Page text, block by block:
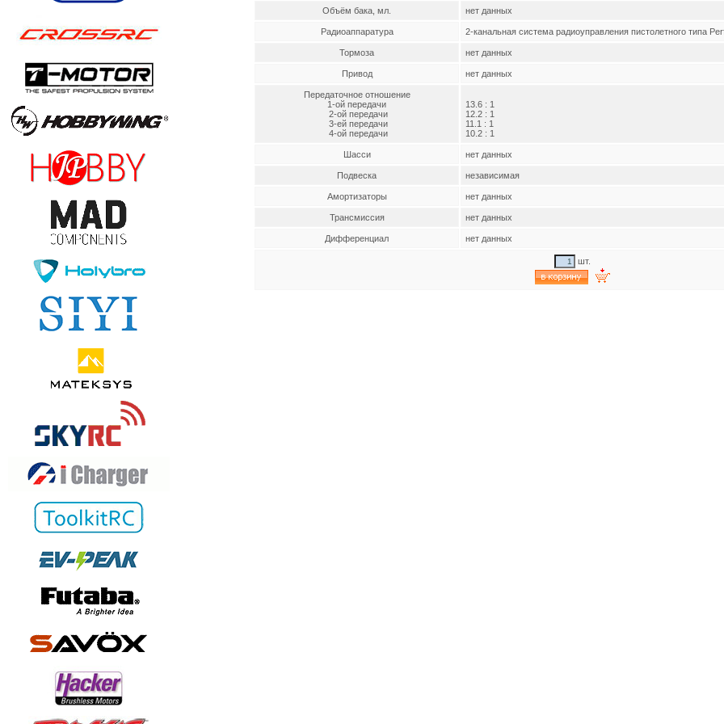
Объём бака, мл. нет данных
Радиоаппаратура 2-канальная система радиоуправления пистолетного типа
Тормоза нет данных
Привод нет данных
Передаточное отношение
1-ой передачи
2-ой передачи
3-ей передачи
4-ой передачи
13.6 : 1
12.2 : 1
11.1 : 1
10.2 : 1
Шасси нет данных
Подвеска независимая
Амортизаторы нет данных
Трансмиссия нет данных
Дифференциал нет данных
шт.